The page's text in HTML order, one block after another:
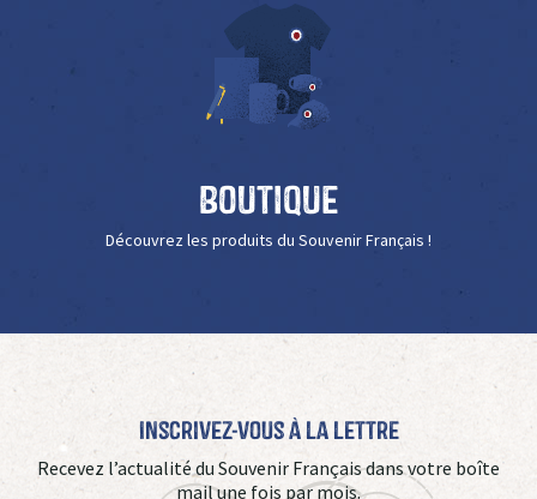
Boutique
Découvrez les produits du Souvenir Français !
Inscrivez-vous à La Lettre
Recevez l’actualité du Souvenir Français dans votre boîte
mail une fois par mois.